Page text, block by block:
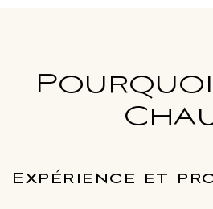
Expérience et